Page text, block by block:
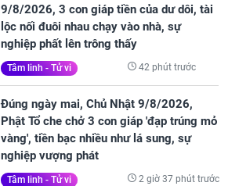
9/8/2026, 3 con giáp tiền của dư dôi, tài
lộc nối đuôi nhau chạy vào nhà, sự
nghiệp phất lên trông thấy
Tâm linh - Tử vi 42 phút trước
Đúng ngày mai, Chủ Nhật 9/8/2026,
Phật Tổ che chở 3 con giáp 'đạp trúng mỏ
vàng', tiền bạc nhiều như lá sung, sự
nghiệp vượng phát
Tâm linh - Tử vi 2 giờ 37 phút trước